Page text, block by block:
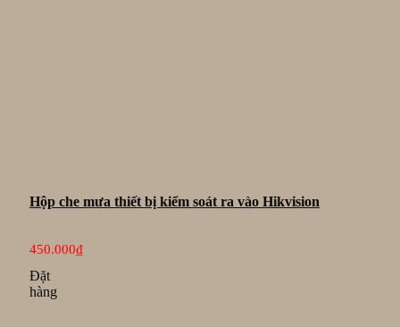
Hộp che mưa thiết bị kiểm soát ra vào Hikvision
450.000₫
Đặt
hàng